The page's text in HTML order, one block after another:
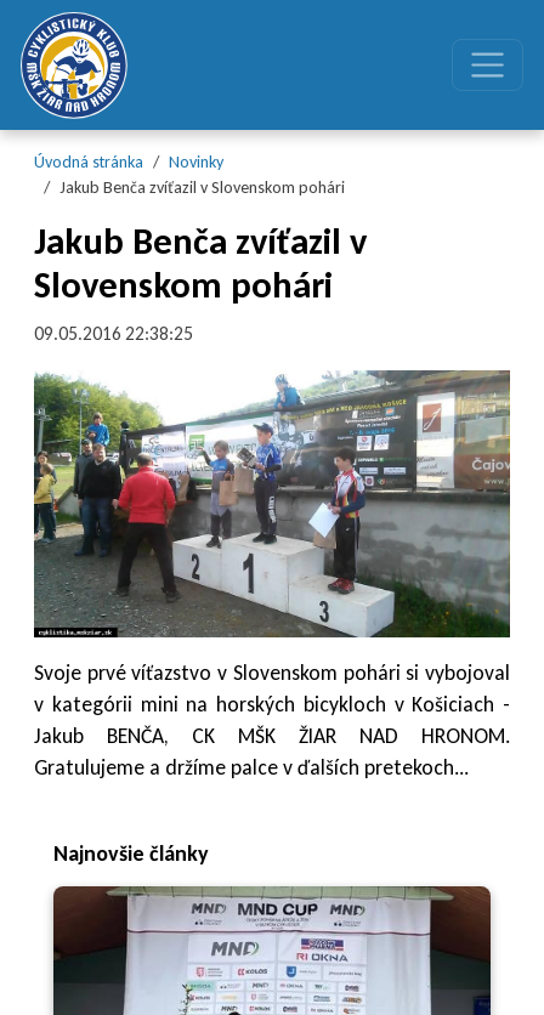
Preskočiť na obsah
Preskočiť na hlavné menu
Úvodná stránka
Novinky
Jakub Benča zvíťazil v Slovenskom pohári
Jakub Benča zvíťazil v
Slovenskom pohári
09.05.2016 22:38:25
Svoje prvé víťazstvo v Slovenskom pohári si vybojoval
v kategórii mini na horských bicykloch v Košiciach -
Jakub BENČA, CK MŠK ŽIAR NAD HRONOM.
Gratulujeme a držíme palce v ďalších pretekoch...
Najnovšie články